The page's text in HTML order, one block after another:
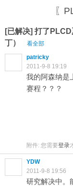
〖
[已解决] 打了
丁）
看全部
patricky
2011-9-8 19:19
我的阿森纳是
赛程？？？
附件: 您需要登录
YDW
2011-9-8 19:56
研究解决中。